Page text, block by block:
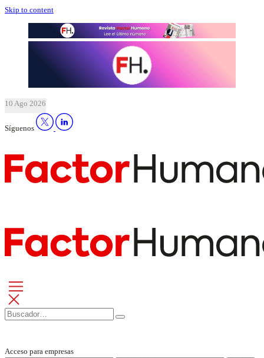
Skip to content
10 Ago 2026
Síguenos
Acceso para empresas